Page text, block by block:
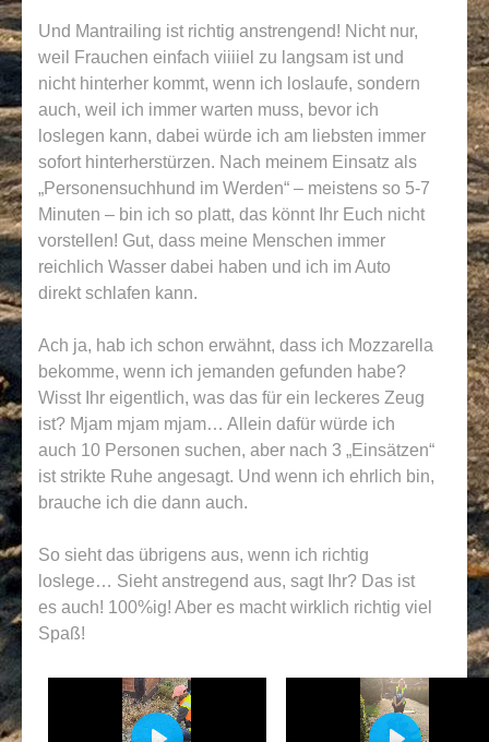
Und Mantrailing ist richtig anstrengend! Nicht nur,
weil Frauchen einfach viiiiel zu langsam ist und
nicht hinterher kommt, wenn ich loslaufe, sondern
auch, weil ich immer warten muss, bevor ich
loslegen kann, dabei würde ich am liebsten immer
sofort hinterherstürzen. Nach meinem Einsatz als
„Personensuchhund im Werden“ – meistens so 5-7
Minuten – bin ich so platt, das könnt Ihr Euch nicht
vorstellen! Gut, dass meine Menschen immer
reichlich Wasser dabei haben und ich im Auto
direkt schlafen kann.
Ach ja, hab ich schon erwähnt, dass ich Mozzarella
bekomme, wenn ich jemanden gefunden habe?
Wisst Ihr eigentlich, was das für ein leckeres Zeug
ist? Mjam mjam mjam… Allein dafür würde ich
auch 10 Personen suchen, aber nach 3 „Einsätzen“
ist strikte Ruhe angesagt. Und wenn ich ehrlich bin,
brauche ich die dann auch.
So sieht das übrigens aus, wenn ich richtig
loslege… Sieht anstregend aus, sagt Ihr? Das ist
es auch! 100%ig! Aber es macht wirklich richtig viel
Spaß!